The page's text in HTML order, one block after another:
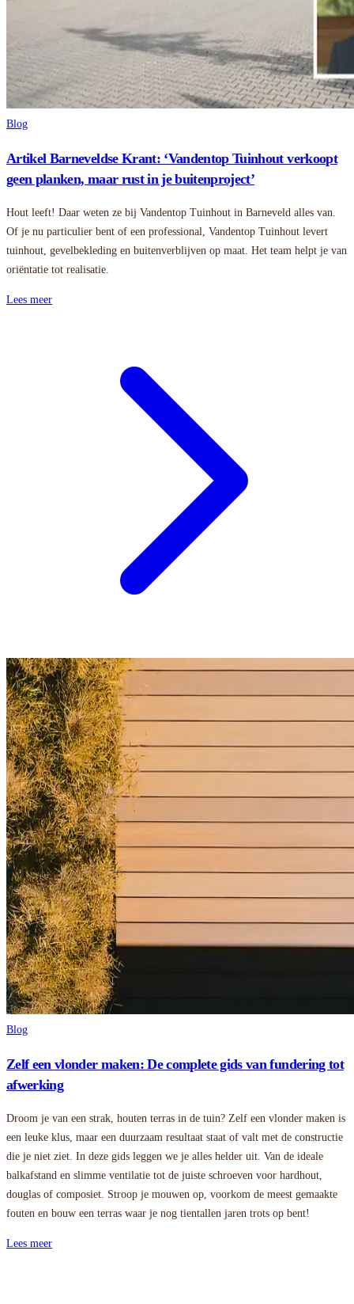
Blog
Artikel Barneveldse Krant: ‘Vandentop Tuinhout verkoopt
geen planken, maar rust in je buitenproject’
Hout leeft! Daar weten ze bij Vandentop Tuinhout in Barneveld alles van.
Of je nu particulier bent of een professional, Vandentop Tuinhout levert
tuinhout, gevelbekleding en buitenverblijven op maat. Het team helpt je van
oriëntatie tot realisatie.
Lees meer
Blog
Zelf een vlonder maken: De complete gids van fundering tot
afwerking
Droom je van een strak, houten terras in de tuin? Zelf een vlonder maken is
een leuke klus, maar een duurzaam resultaat staat of valt met de constructie
die je niet ziet. In deze gids leggen we je alles helder uit. Van de ideale
balkafstand en slimme ventilatie tot de juiste schroeven voor hardhout,
douglas of composiet. Stroop je mouwen op, voorkom de meest gemaakte
fouten en bouw een terras waar je nog tientallen jaren trots op bent!
Lees meer